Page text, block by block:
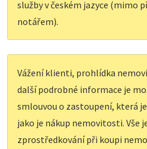
služby v českém jazyce (mimo
notářem).
Vážení klienti, prohlídka
další podrobné informace je
smlouvou o zastoupení, která
jako je nákup nemovitosti. Vše
zprostředkování při koupi